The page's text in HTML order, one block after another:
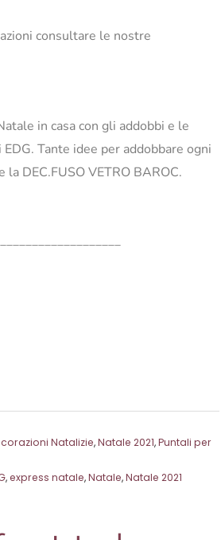
consultare le nostre
in casa con gli addobbi e le
Tante idee per addobbare ogni
la DEC.FUSO VETRO BAROC.
Natalizie,Natale 2021,Puntali per
,express natale,Natale,Natale 2021